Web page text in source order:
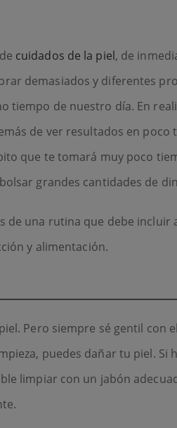
cuidados de la piel, de
demasiados y diferentes
tiempo de nuestro día. En
de ver resultados en
que te tomará muy poco
grandes cantidades de
de una rutina que debe incluir
y alimentación.
Pero siempre sé gentil con
puedes dañar tu piel.
limpiar con un jabón